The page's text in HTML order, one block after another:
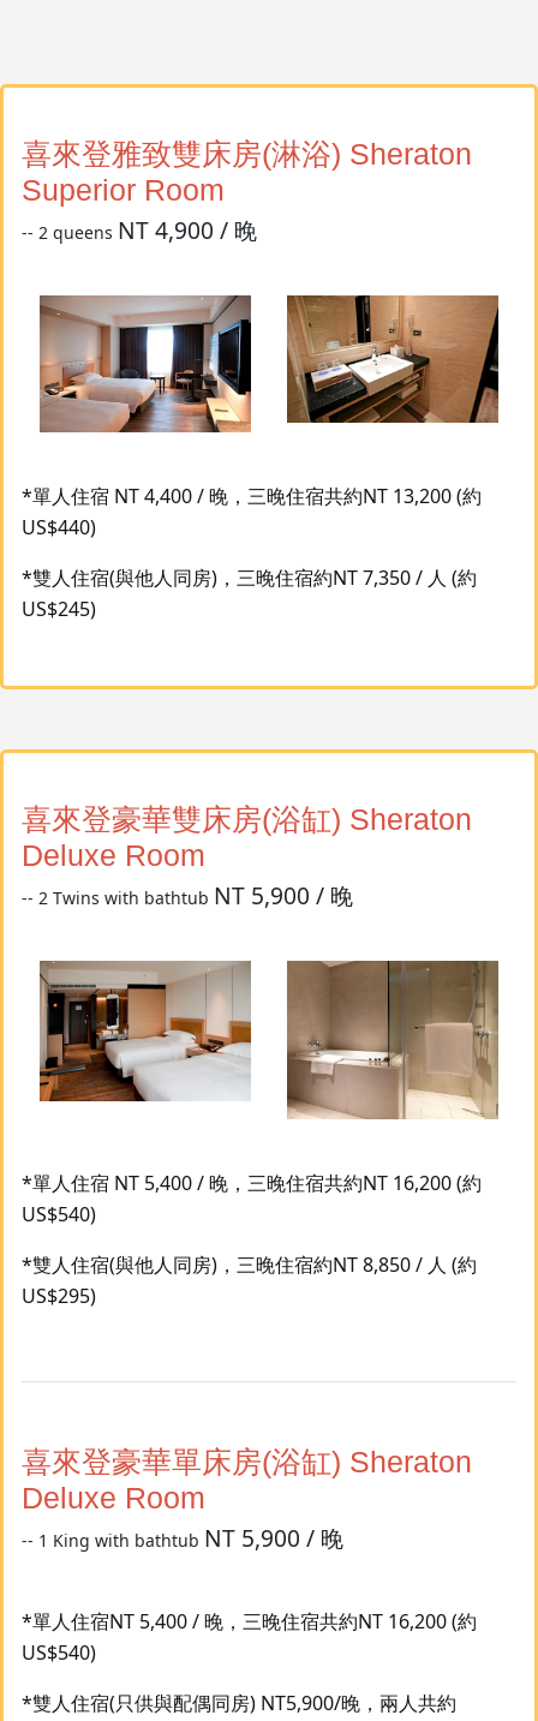
喜來登雅致雙床房(淋浴) Sheraton
Superior Room
-- 2 queens NT 4,900 / 晚
*單人住宿 NT 4,400 / 晚，三晚住宿共約NT 13,200 (約
US$440)
*雙人住宿(與他人同房)，三晚住宿約NT 7,350 / 人 (約
US$245)
喜來登豪華雙床房(浴缸) Sheraton
Deluxe Room
-- 2 Twins with bathtub NT 5,900 / 晚
*單人住宿 NT 5,400 / 晚，三晚住宿共約NT 16,200 (約
US$540)
*雙人住宿(與他人同房)，三晚住宿約NT 8,850 / 人 (約
US$295)
喜來登豪華單床房(浴缸) Sheraton
Deluxe Room
-- 1 King with bathtub NT 5,900 / 晚
*單人住宿NT 5,400 / 晚，三晚住宿共約NT 16,200 (約
US$540)
*雙人住宿(只供與配偶同房) NT5,900/晚，兩人共約